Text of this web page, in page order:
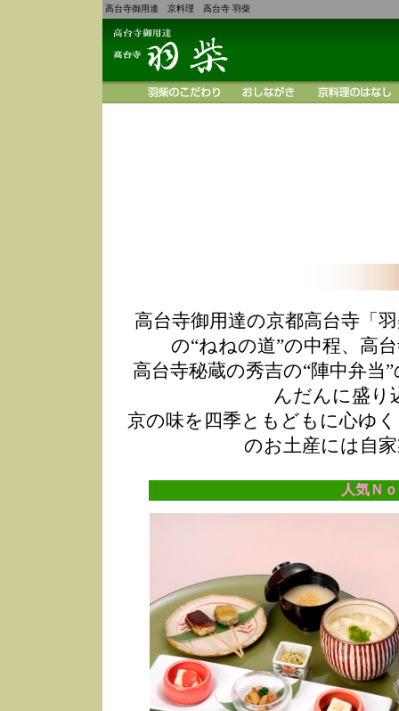
高台寺御用達 京料理 高台寺 羽柴
高台寺御用達の京都高台寺「
の“ねねの道”の中程、高
高台寺秘蔵の秀吉の“陣中弁
んだんに盛り
京の味を四季ともどもに心ゆ
のお土産には自
人気Ｎ